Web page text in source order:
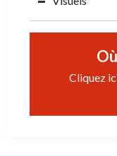
Cliquez